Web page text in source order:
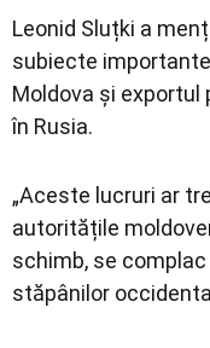
Leonid Sluțki a
subiecte
Moldova și exportul
în Rusia.
„Aceste lucruri ar
autoritățile
schimb, se
stăpânilor